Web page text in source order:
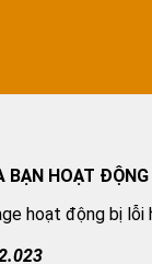
HOẠT
hoạt động bị lỗi